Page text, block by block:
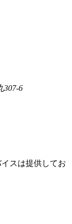
307-6
スは提供してお